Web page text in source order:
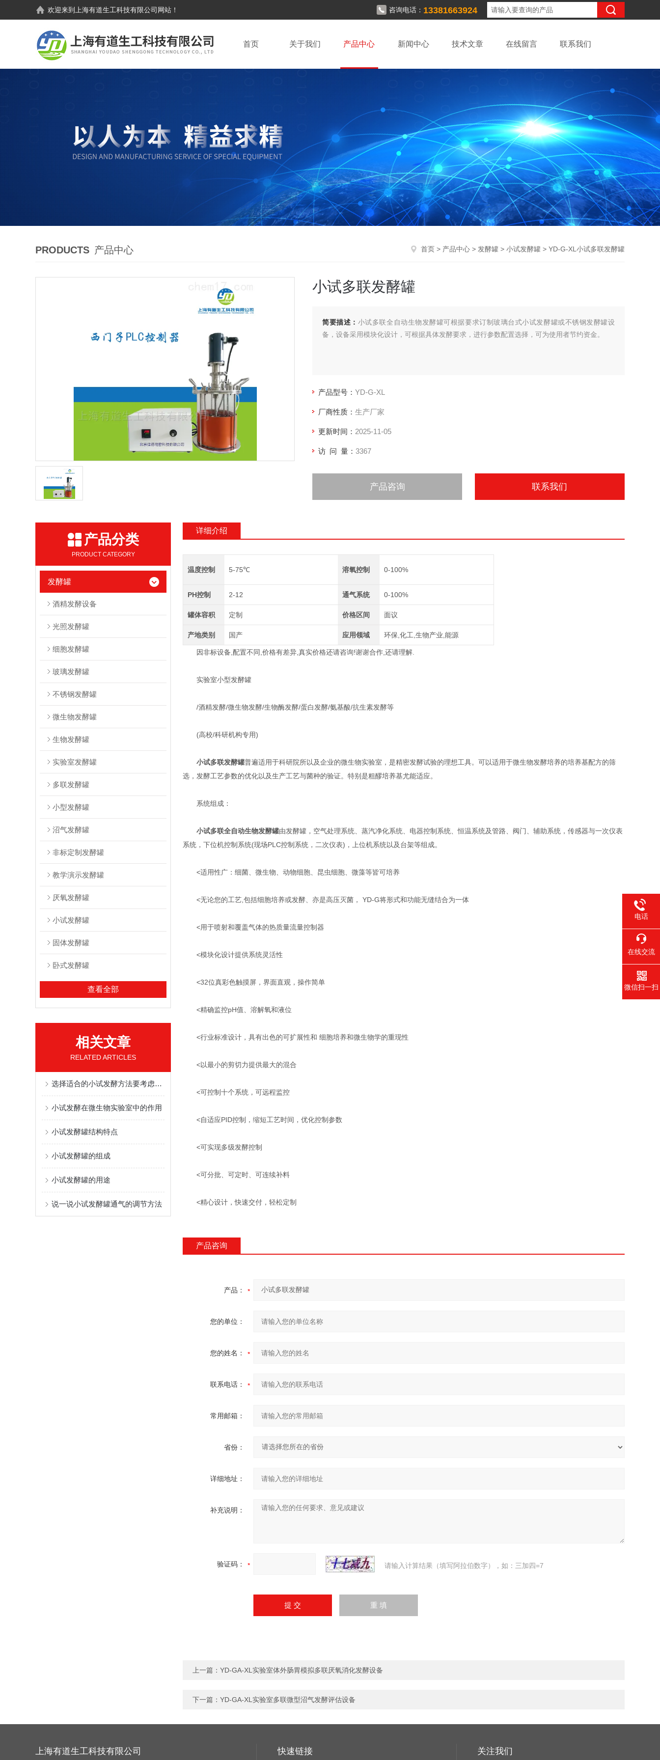
欢迎来到 上海有道生工科技有限公司 网站！ 咨询电话： 13381663924
首页 关于我们 产品中心 新闻中心 技术文章 在线留言 联系我们
PRODUCTS 产品中心 首页 > 产品中心 > 发酵罐 > 小试发酵罐 > YD-G-XL小试多联发酵罐
小试多联发酵罐
简要描述： 小试多联全自动生物发酵罐可根据要求订制玻璃台式小试发酵罐或不锈钢发酵罐设
备，设备采用模块化设计，可根据具体发酵要求，进行参数配置选择，可为使用者节约资金。
产品型号： YD-G-XL
厂商性质： 生产厂家
更新时间： 2025-11-05
访 问 量： 3367
产品咨询 联系我们
产品分类
PRODUCT CATEGORY
发酵罐
酒精发酵设备
光照发酵罐
细胞发酵罐
玻璃发酵罐
不锈钢发酵罐
微生物发酵罐
生物发酵罐
实验室发酵罐
多联发酵罐
小型发酵罐
沼气发酵罐
非标定制发酵罐
教学演示发酵罐
厌氧发酵罐
小试发酵罐
固体发酵罐
卧式发酵罐
查看全部
相关文章
RELATED ARTICLES
选择适合的小试发酵方法要考虑哪些？
小试发酵在微生物实验室中的作用
小试发酵罐结构特点
小试发酵罐的组成
小试发酵罐的用途
说一说小试发酵罐通气的调节方法
详细介绍
温度控制 5-75℃ 溶氧控制 0-100%
PH控制 2-12 通气系统 0-100%
罐体容积 定制 价格区间 面议
产地类别 国产 应用领域 环保,化工,生物产业,能源
因非标设备,配置不同,价格有差异,真实价格还请咨询!谢谢合作,还请理解.
实验室小型发酵罐
/酒精发酵/微生物发酵/生物酶发酵/蛋白发酵/氨基酸/抗生素发酵等
(高校/科研机构专用)
小试多联发酵罐普遍适用于科研院所以及企业的微生物实验室，是精密发酵试验的理想工具。可以适用于微生物发酵培养的培养基配方的筛
选，发酵工艺参数的优化以及生产工艺与菌种的验证。特别是粗醪培养基尤能适应。
系统组成：
小试多联全自动生物发酵罐由发酵罐，空气处理系统、蒸汽净化系统、电器控制系统、恒温系统及管路、阀门、辅助系统，传感器与一次仪表
系统，下位机控制系统(现场PLC控制系统，二次仪表)，上位机系统以及台架等组成。
<适用性广：细菌、微生物、动物细胞、昆虫细胞、微藻等皆可培养
<无论您的工艺,包括细胞培养或发酵、亦是高压灭菌， YD-G将形式和功能无缝结合为一体
<用于喷射和覆盖气体的热质量流量控制器
<模块化设计提供系统灵活性
<32位真彩色触摸屏，界面直观，操作简单
<精确监控pH值、溶解氧和液位
<行业标准设计，具有出色的可扩展性和 细胞培养和微生物学的重现性
<以最小的剪切力提供最大的混合
<可控制十个系统，可远程监控
<自适应PID控制，缩短工艺时间，优化控制参数
<可实现多级发酵控制
<可分批、可定时、可连续补料
<精心设计，快速交付，轻松定制
产品咨询
产品：
您的单位：
您的姓名：
联系电话：
常用邮箱：
省份：
详细地址：
补充说明：
验证码： 请输入计算结果（填写阿拉伯数字），如：三加四=7
上一篇： YD-GA-XL实验室体外肠胃模拟多联厌氧消化发酵设备
下一篇： YD-GA-XL实验室多联微型沼气发酵评估设备
上海有道生工科技有限公司 快速链接 关注我们
电话
在线交流
微信扫一扫